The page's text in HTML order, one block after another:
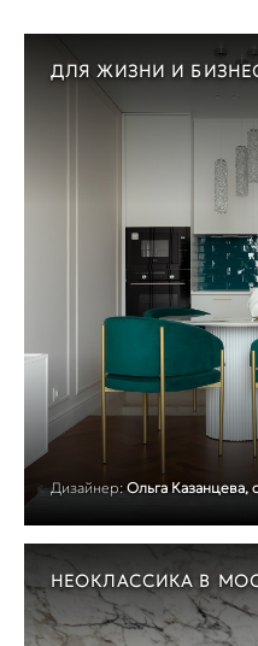
ДЛЯ ЖИЗНИ И
Дизайнер: Ольга Казанцева,
НЕОКЛАССИКА В